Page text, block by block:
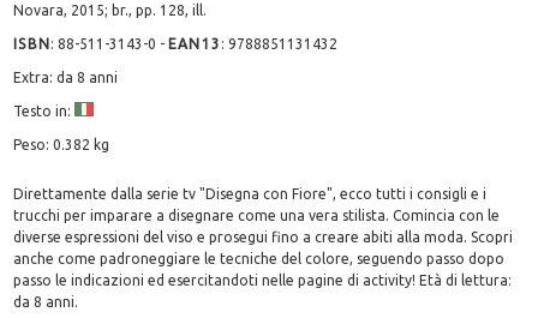
Novara, 2015; br., pp. 128, ill.
ISBN:88-511-3143-0 - EAN13 :9788851131432
Extra: da 8 anni
Testo in:
Peso: 0.382 kg
Direttamente dalla serie tv "Disegna con Fiore", ecco tutti i consigli e i
trucchi per imparare a disegnare come una vera stilista. Comincia con le
diverse espressioni del viso e prosegui fino a creare abiti alla moda. Scopri
anche come padroneggiare le tecniche del colore, seguendo passo dopo
passo le indicazioni ed esercitandoti nelle pagine di activity! Età di lettura:
da 8 anni.